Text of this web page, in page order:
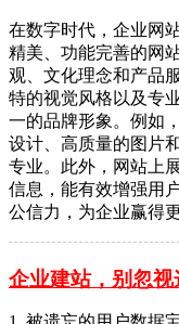
在数字时代，企业网
精美、功能完善的网
观、文化理念和产品
特的视觉风格以及专
一的品牌形象。例如
设计、高质量的图片
专业。此外，网站上
信息，能有效增强用
公信力，为企业赢得
企业建站，别忽